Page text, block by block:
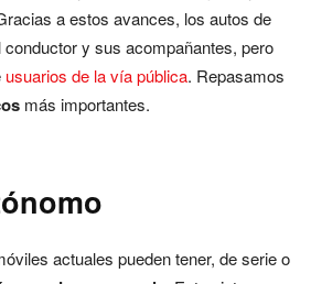
a estos avances, los autos de
y sus acompañantes, pero
usuarios de la vía pública. Repasamos
más importantes.
actuales pueden tener, de serie o